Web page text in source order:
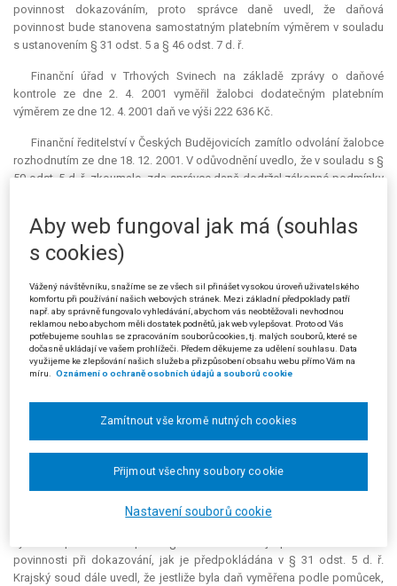
povinnost dokazováním, proto správce daně uvedl, že daňová
povinnost bude stanovena samostatným platebním výměrem v souladu
s ustanovením § 31 odst. 5 a § 46 odst. 7 d. ř.
Finanční úřad v Trhových Svinech na základě zprávy o daňové
kontrole ze dne 2. 4. 2001 vyměřil žalobci dodatečným platebním
výměrem ze dne 12. 4. 2001 daň ve výši 222 636 Kč.
Finanční ředitelství v Českých Budějovicích zamítlo odvolání žalobce
rozhodnutím ze dne 18. 12. 2001. V odůvodnění uvedlo, že v souladu s §
50 odst. 5 d. ř. zkoumalo, zda správce daně dodržel zákonné podmínky
tomu, že žalobce neunesl důkazní břemeno při dokazování jím
uvedených údajů v přiznání k dani z příjmů fyzických osob za rok 1998,
stanovil finanční úřad zcela oprávněně jeho daňovou povinnost za
Toto rozhodnutí napadl žalobce žalobou. Důvody nezákonnosti
tohoto rozhodnutí spatřoval v nedodržení zákonných podmínek pro
stanovení daně podle pomůcek. Uvedl, že splnil všechny povinnosti,
které mu byly uloženy, a všechny rozhodné skutečnosti mohly být
zjištěny dokazováním, které správce daně neprovedl.
Krajský soud v Českých Budějovicích tuto žalobu zamítl rozsudkem
ze dne 16. 2. 2005. V odůvodnění uvedl, že žalobce nesplnil povinnosti
jím vložených prostředků do podnikání pochází z příjmů zdaněných,
dani nepodléhajících či daňově osvobozených. Žádným důkazem
žalobce rovněž nepodepřel své tvrzení o stavu pokladní hotovosti v
závěru roku 1997 a počátku roku 1998. Nedodržení povinnosti prokázat
povinnosti při dokazování, jak je předpokládána v § 31 odst. 5 d. ř.
Krajský soud dále uvedl, že jestliže byla daň vyměřena podle pomůcek,
Aby web fungoval jak má (souhlas
s cookies)
Vážený návštěvníku, snažíme se ze všech sil přinášet vysokou úroveň uživatelského
komfortu při používání našich webových stránek. Mezi základní předpoklady patří
např. aby správně fungovalo vyhledávání, abychom vás neobtěžovali nevhodnou
reklamou nebo abychom měli dostatek podnětů, jak web vylepšovat. Proto od Vás
potřebujeme souhlas se zpracováním souborů cookies, tj. malých souborů, které se
dočasně ukládají ve vašem prohlížeči. Předem děkujeme za udělení souhlasu. Data
využijeme ke zlepšování našich služeb a přizpůsobení obsahu webu přímo Vám na
míru.
Oznámení o ochraně osobních údajů a souborů cookie
Nastavení souborů cookie
Zamítnout vše kromě nutných cookies
Přijmout všechny soubory cookie